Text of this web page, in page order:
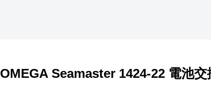
OMEGA Seamaster 1424-22 電池交